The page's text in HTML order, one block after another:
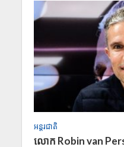
អន្តរជាតិ
លោក Robin van